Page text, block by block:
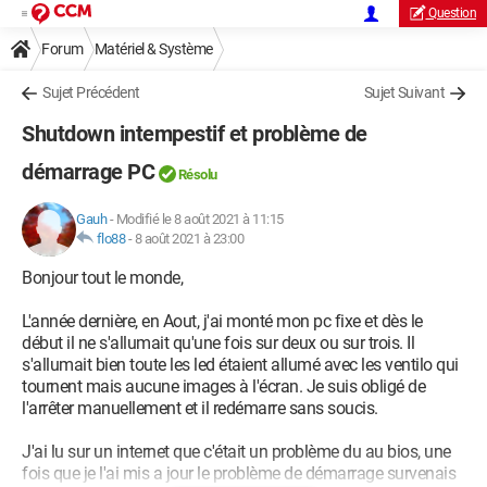
Question
Forum Matériel & Système
Sujet Précédent Sujet Suivant
Shutdown intempestif et problème de
démarrage PC
Résolu
Gauh- Modifié le 8 août 2021 à 11:15
flo88-8 août 2021 à 23:00
Bonjour tout le monde,
L'année dernière, en Aout, j'ai monté mon pc fixe et dès le
début il ne s'allumait qu'une fois sur deux ou sur trois. Il
s'allumait bien toute les led étaient allumé avec les ventilo qui
tournent mais aucune images à l'écran. Je suis obligé de
l'arrêter manuellement et il redémarre sans soucis.
J'ai lu sur un internet que c'était un problème du au bios, une
fois que je l'ai mis a jour le problème de démarrage survenais